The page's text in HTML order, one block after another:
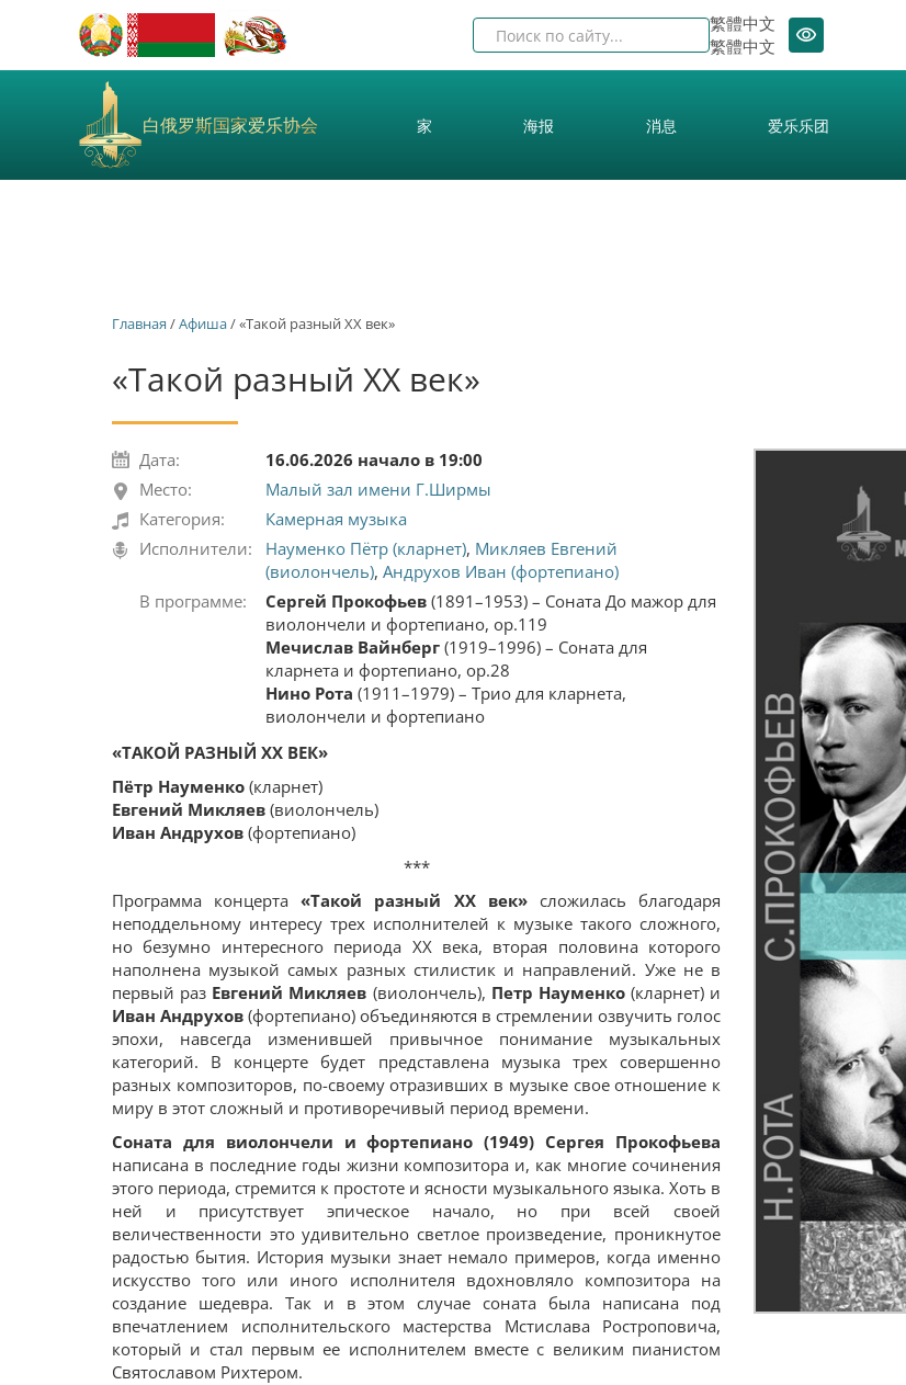
繁體中文
繁體中文
白俄罗斯国家爱乐协会 家 海报 消息 爱乐乐团
Главная /Афиша/ «Такой разный ХХ век»
«Такой разный ХХ век»
Дата:
16.06.2026 начало в 19:00
Место:
Малый зал имени Г.Ширмы
Категория:
Камерная музыка
Исполнители:
Науменко Пётр (кларнет), Микляев Евгений
(виолончель), Андрухов Иван (фортепиано)
В программе:
Сергей Прокофьев (1891–1953) – Соната До мажор для
виолончели и фортепиано, ор.119
Мечислав Вайнберг (1919–1996) – Соната для
кларнета и фортепиано, ор.28
Нино Рота (1911–1979) – Трио для кларнета,
виолончели и фортепиано
«ТАКОЙ РАЗНЫЙ ХХ ВЕК»
Пётр Науменко (кларнет)
Евгений Микляев (виолончель)
Иван Андрухов (фортепиано)
***
Программа концерта«Такой разный XX век»сложилась благодаря
неподдельному интересу трех исполнителей к музыке такого сложного,
но безумно интересного периода XX века, вторая половина которого
наполнена музыкой самых разных стилистик и направлений. Уже не в
первый раз Евгений Микляев (виолончель), Петр Науменко(кларнет) и
Иван Андрухов (фортепиано) объединяются в стремлении озвучить голос
эпохи, навсегда изменившей привычное понимание музыкальных
категорий. В концерте будет представлена музыка трех совершенно
разных композиторов, по-своему отразивших в музыке свое отношение к
миру в этот сложный и противоречивый период времени.
Соната для виолончели и фортепиано (1949) Сергея Прокофьева
написана в последние годы жизни композитора и, как многие сочинения
этого периода, стремится к простоте и ясности музыкального языка. Хоть в
ней и присутствует эпическое начало, но при всей своей
величественности это удивительно светлое произведение, проникнутое
радостью бытия. История музыки знает немало примеров, когда именно
искусство того или иного исполнителя вдохновляло композитора на
создание шедевра. Так и в этом случае соната была написана под
впечатлением исполнительского мастерства Мстислава Ростроповича,
который и стал первым ее исполнителем вместе с великим пианистом
Святославом Рихтером.